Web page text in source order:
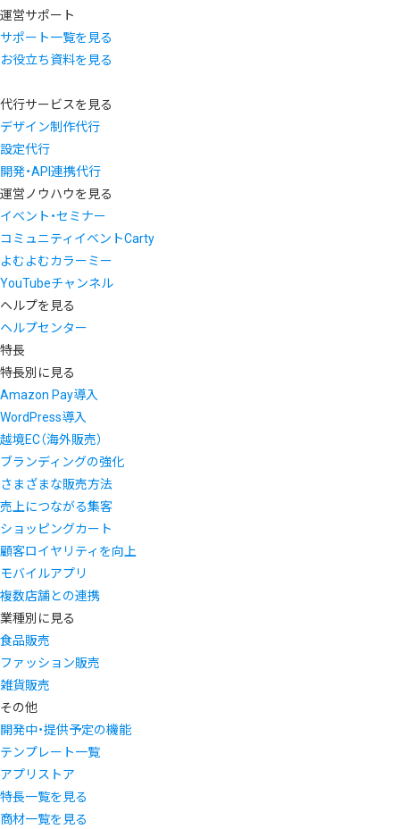
運営サポート
サポート一覧を見る
お役立ち資料を見る
代行サービスを見る
デザイン制作代行
設定代行
開発・API連携代行
運営ノウハウを見る
イベント・セミナー
コミュニティイベントCarty
よむよむカラーミー
YouTubeチャンネル
ヘルプを見る
ヘルプセンター
特長
特長別に見る
Amazon Pay導入
WordPress導入
越境EC（海外販売）
ブランディングの強化
さまざまな販売方法
売上につながる集客
ショッピングカート
顧客ロイヤリティを向上
モバイルアプリ
複数店舗との連携
業種別に見る
食品販売
ファッション販売
雑貨販売
その他
開発中・提供予定の機能
テンプレート一覧
アプリストア
特長一覧を見る
商材一覧を見る